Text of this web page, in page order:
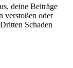
deine Beiträge
verstoßen oder
Schaden